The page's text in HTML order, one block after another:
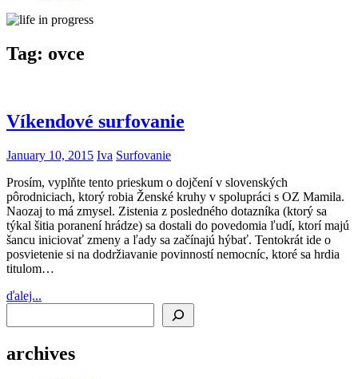
Tag: ovce
Víkendové surfovanie
January 10, 2015 Iva Surfovanie
Prosím, vyplňte tento prieskum o dojčení v slovenských
pôrodniciach, ktorý robia Ženské kruhy v spolupráci s OZ Mamila.
Naozaj to má zmysel. Zistenia z posledného dotazníka (ktorý sa
týkal šitia poranení hrádze) sa dostali do povedomia ľudí, ktorí majú
šancu iniciovať zmeny a ľady sa začínajú hýbať. Tentokrát ide o
posvietenie si na dodržiavanie povinností nemocníc, ktoré sa hrdia
titulom…
ďalej...
archives